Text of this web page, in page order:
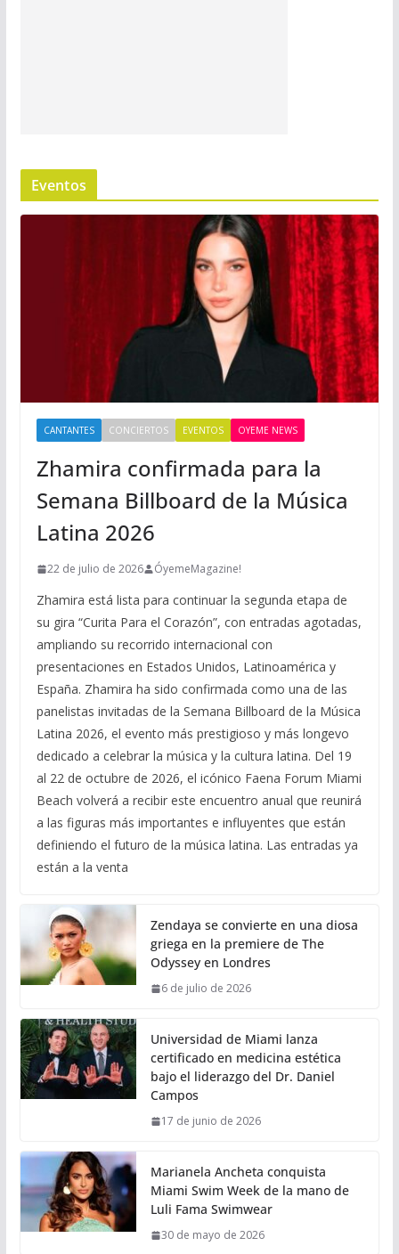
Eventos
CANTANTES CONCIERTOS EVENTOS OYEME NEWS
Zhamira confirmada para la
Semana Billboard de la Música
Latina 2026
22 de julio de 2026 ÓyemeMagazine!
Zhamira está lista para continuar la segunda etapa de
su gira “Curita Para el Corazón”, con entradas agotadas,
ampliando su recorrido internacional con
presentaciones en Estados Unidos, Latinoamérica y
España. Zhamira ha sido confirmada como una de las
panelistas invitadas de la Semana Billboard de la Música
Latina 2026, el evento más prestigioso y más longevo
dedicado a celebrar la música y la cultura latina. Del 19
al 22 de octubre de 2026, el icónico Faena Forum Miami
Beach volverá a recibir este encuentro anual que reunirá
a las figuras más importantes e influyentes que están
definiendo el futuro de la música latina. Las entradas ya
están a la venta
Zendaya se convierte en una diosa
griega en la premiere de The
Odyssey en Londres
6 de julio de 2026
Universidad de Miami lanza
certificado en medicina estética
bajo el liderazgo del Dr. Daniel
Campos
17 de junio de 2026
Marianela Ancheta conquista
Miami Swim Week de la mano de
Luli Fama Swimwear
30 de mayo de 2026